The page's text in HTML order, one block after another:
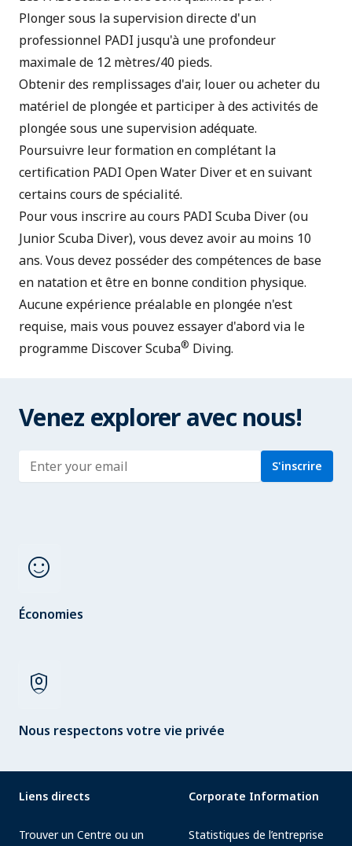
Plonger sous la supervision directe d'un
professionnel PADI jusqu'à une profondeur
maximale de 12 mètres/40 pieds.
Obtenir des remplissages d'air, louer ou acheter du
matériel de plongée et participer à des activités de
plongée sous une supervision adéquate.
Poursuivre leur formation en complétant la
certification PADI Open Water Diver et en suivant
certains cours de spécialité.
Pour vous inscrire au cours PADI Scuba Diver (ou
Junior Scuba Diver), vous devez avoir au moins 10
ans. Vous devez posséder des compétences de base
en natation et être en bonne condition physique.
Aucune expérience préalable en plongée n'est
requise, mais vous pouvez essayer d'abord via le
programme Discover Scuba® Diving.
Venez explorer avec nous!
Enter address S'inscrire
sentiment_satisfied
Économies
shield_person
Nous respectons votre vie privée
Liens directs
Trouver un Centre ou un
Corporate Information
Statistiques de l’entreprise